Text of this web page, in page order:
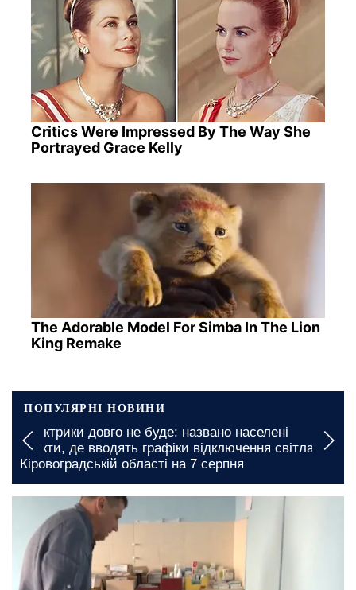
Critics Were Impressed By The Way She
Portrayed Grace Kelly
The Adorable Model For Simba In The Lion
King Remake
ПОПУЛЯРНІ НОВИНИ
Електрики довго не буде: названо населені
пункти, де вводять графіки відключення світла у
Кіровоградській області на 7 серпня
сьогодні, 10:00